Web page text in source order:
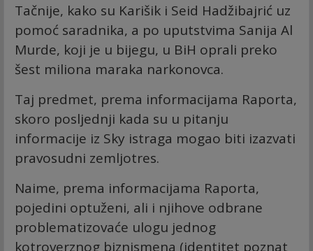
Tačnije, kako su Karišik i Seid Hadžibajrić uz
pomoć saradnika, a po uputstvima Sanija Al
Murde, koji je u bijegu, u BiH oprali preko
šest miliona maraka narkonovca.
Taj predmet, prema informacijama Raporta,
skoro posljednji kada su u pitanju
informacije iz Sky istraga mogao biti izazvati
pravosudni zemljotres.
Naime, prema informacijama Raporta,
pojedini optuženi, ali i njihove odbrane
problematizovaće ulogu jednog
kotroverznog biznismena (identitet poznat